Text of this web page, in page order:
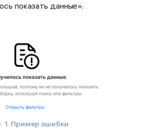
показать данные».
1. Пример ошибки